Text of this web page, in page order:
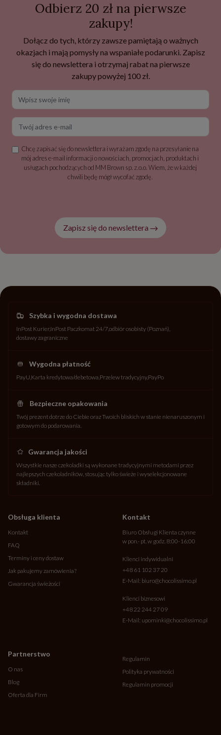
Odbierz 20 zł na pierwsze
zakupy!
Dołącz do tych, którzy zawsze pamiętają o ważnych
okazjach i mają pomysły na wspaniałe podarunki. Zapisz
się do newslettera i otrzymaj rabat na pierwsze
zakupy powyżej 100 zł.
Chcę zapisać się do newslettera i wyrażam zgodę na przesyłanie na
mój adres e-mail informacji o nowościach, promocjach, produktach i
usługach pochodzących od MM Brown sp. z.o.o. Wiem, że w każdej
chwili będę mógł wycofać zgodę.
Zapisz się do newslettera
Szybka i wygodna dostawa
InPost Kurier InPost Paczkomat 24/7odbiór osobisty (Poznań)
dostawy zagraniczne
Wygodna płatność
PayU Karta kredytowa/debetowa Przelew tradycyjny PayPo
Bezpieczne opakowania
Twój prezent dotrze do Ciebie oraz Twoich bliskich w stanie nienaruszonym i
gotowym do podarowania.
Gwarancja jakości
Wszystkie nasze czekoladki są wykonane tradycyjnymi metodami przez
najlepszych czekoladników, stosując tylko świeże i wyselekcjonowane
składniki.
Obsługa klienta
Kontakt
FAQ
Terminy i ceny dostaw
Jak pakujemy zamówienia?
Gwarancja świeżości
Partnerstwo
O nas
Blog
Oferta dla Firm
Kontakt
Biuro Obsługi Klienta czynne
w pon.- pt. w godz. 8:00-16:00
Klienci indywidualni
+48 61 102 37 20
E-Mail: biuro@chocolissimo.pl
Klienci biznesowi
+48 22 244 27 09
E-Mail: upominki@chocolissimo.pl
Regulamin
Polityka prywatności
Regulamin promocji